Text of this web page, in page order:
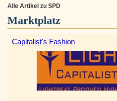
Alle Artikel zu SPD
Marktplatz
Capitalist's Fashion